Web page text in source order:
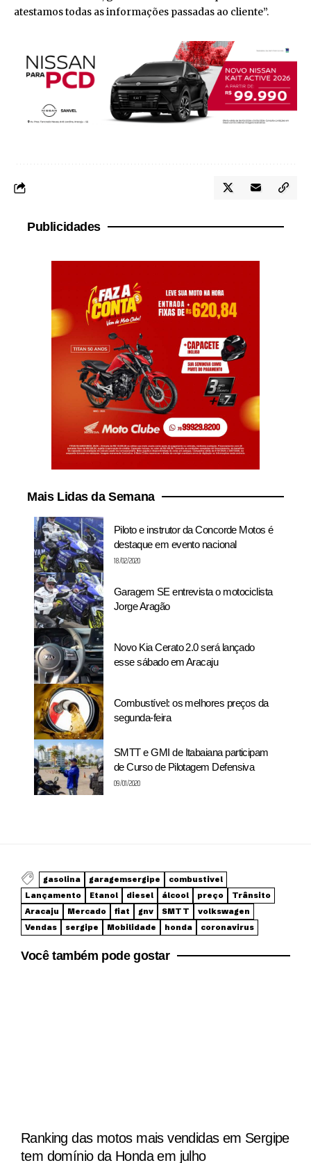
atestamos todas as informações passadas ao cliente”.
Publicidades
Mais Lidas da Semana
Piloto e instrutor da Concorde Motos é
destaque em evento nacional
18/02/2020
Garagem SE entrevista o motociclista
Jorge Aragão
Novo Kia Cerato 2.0 será lançado
esse sábado em Aracaju
Combustível: os melhores preços da
segunda-feira
SMTT e GMI de Itabaiana participam
de Curso de Pilotagem Defensiva
09/01/2020
gasolina garagemsergipe
combustivel
Lançamento
Etanol diesel álcool preço
Trânsito
Aracaju
Mercado fiat gnv SMTT
volkswagen
Vendas
sergipe Mobilidade honda coronavirus
Você também pode gostar
Ranking das motos mais vendidas em Sergipe
tem domínio da Honda em julho